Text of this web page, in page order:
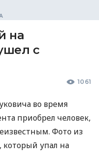
на
с
1061
во время
приобрел человек,
Фото из
упал на